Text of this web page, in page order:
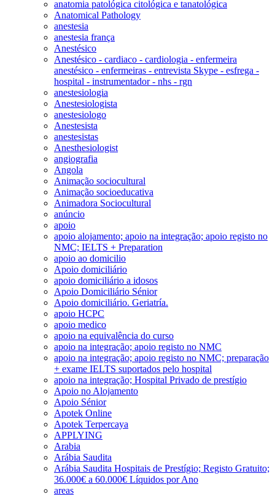
anatomia patológica citológica e tanatológica
Anatomical Pathology
anestesia
anestesia frança
Anestésico
Anestésico - cardiaco - cardiologia - enfermeira
anestésico - enfermeiras - entrevista Skype - esfrega -
hospital - instrumentador - nhs - rgn
anestesiologia
Anestesiologista
anestesiologo
Anestesista
anestesistas
Anesthesiologist
angiografia
Angola
Animação sociocultural
Animação socioeducativa
Animadora Sociocultural
anúncio
apoio
apoio alojamento; apoio na integração; apoio registo no
NMC; IELTS + Preparation
apoio ao domicilio
Apoio domiciliário
apoio domiciliário a idosos
Apoio Domiciliário Sénior
Apoio domiciliário. Geriatría.
apoio HCPC
apoio medico
apoio na equivalência do curso
apoio na integração; apoio registo no NMC
apoio na integração; apoio registo no NMC; preparação
+ exame IELTS suportados pelo hospital
apoio na integração; Hospital Privado de prestígio
Apoio no Alojamento
Apoio Sénior
Apotek Online
Apotek Terpercaya
APPLYING
Arabia
Arábia Saudita
Arábia Saudita Hospitais de Prestígio; Registo Gratuito;
36.000€ a 60.000€ Líquidos por Ano
areas